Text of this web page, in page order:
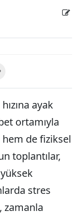
ayak
ortamıyla
hem de fiziksel
toplantılar,
stres
zamanla